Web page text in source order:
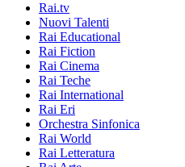
Rai.tv
Nuovi Talenti
Rai Educational
Rai Fiction
Rai Cinema
Rai Teche
Rai International
Rai Eri
Orchestra Sinfonica
Rai World
Rai Letteratura